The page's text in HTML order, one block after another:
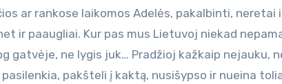
ar rankose laikomos Adelės, pakalbinti, neretai
ir paaugliai. Kur pas mus Lietuvoj niekad
gatvėje, ne lygis juk… Pradžioj kažkaip nejauku,
pakšteli į kaktą, nusišypso ir nueina